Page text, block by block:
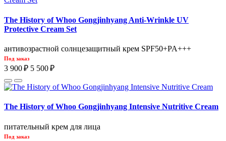
The History of Whoo Gongjinhyang Anti-Wrinkle UV
Protective Cream Set
антивозрастной солнцезащитный крем SPF50+PA+++
Под заказ
3 900 ₽ 5 500 ₽
The History of Whoo Gongjinhyang Intensive Nutritive Cream
питательный крем для лица
Под заказ